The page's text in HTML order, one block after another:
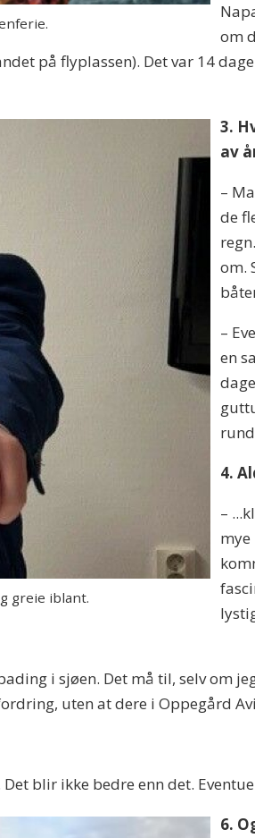
om
på flyplassen). Det var 14
greie iblant.
3.
av
–
de
om.
–
en
4.
–
mye
i sjøen. Det må til, selv om
uten at dere i Oppegård
blir ikke bedre enn det.
6.